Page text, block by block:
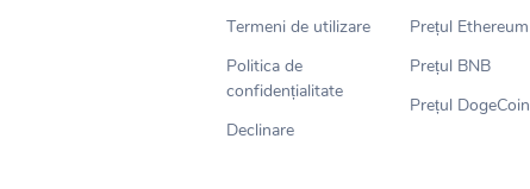
Termeni de utilizare
Politica de
confidențialitate
Declinare
Prețul Ethereum
Prețul BNB
Prețul DogeCoin